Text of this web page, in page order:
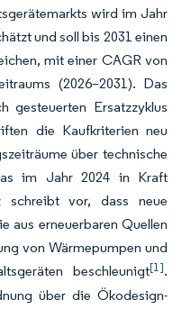
wird im Jahr
und soll bis 2031 einen
mit einer CAGR von
(2026–2031). Das
gesteuerten Ersatzzyklus
die Kaufkriterien neu
über technische
im Jahr 2024 in Kraft
schreibt vor, dass neue
aus erneuerbaren Quellen
von Wärmepumpen und
beschleunigt[1].
über die Ökodesign-